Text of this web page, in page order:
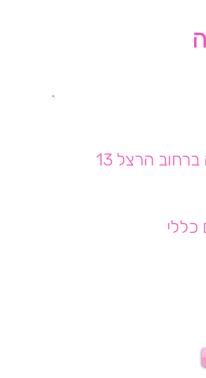
בית האזרח - חניה ברחוב הרצל 13
כללי